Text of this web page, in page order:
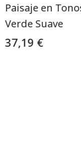
Paisaje en
Verde Suave
37,19 €